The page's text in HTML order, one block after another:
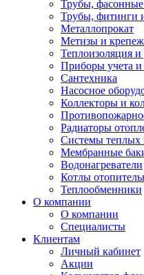
Трубы, фасонные
Трубы, фитинги
Металлопрокат
Метизы и крепеж
Теплоизоляция
Приборы учета и
Сантехника
Насосное
Коллекторы и
Радиаторы
Системы теплых
Мембранные
Водонагреватели
Котлы
Теплообменники
О компании
О компании
Специалисты
Клиентам
Личный кабинет
Акции